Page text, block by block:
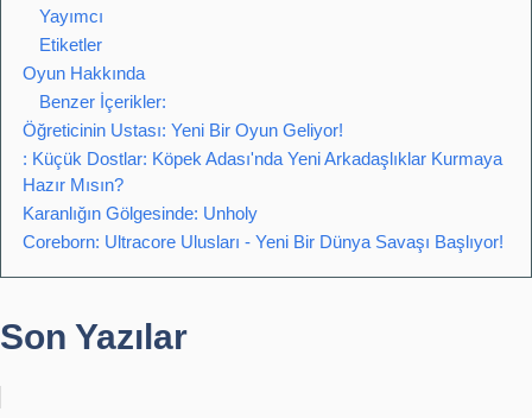
Yayımcı
Etiketler
Oyun Hakkında
Benzer İçerikler:
Öğreticinin Ustası: Yeni Bir Oyun Geliyor!
: Küçük Dostlar: Köpek Adası'nda Yeni Arkadaşlıklar Kurmaya
Hazır Mısın?
Karanlığın Gölgesinde: Unholy
Coreborn: Ultracore Ulusları - Yeni Bir Dünya Savaşı Başlıyor!
Son Yazılar